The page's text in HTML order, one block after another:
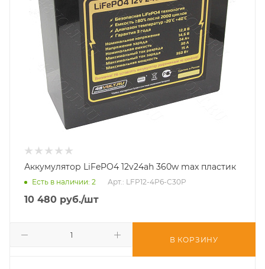
Аккумулятор LiFePO4 12v24ah 360w max пластик
Есть в наличии: 2 Арт.: LFP12-4P6-C30P
10 480 руб./шт
В КОРЗИНУ